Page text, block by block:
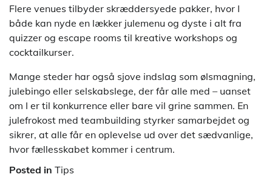
Flere venues tilbyder skræddersyede pakker, hvor I
både kan nyde en lækker julemenu og dyste i alt fra
quizzer og escape rooms til kreative workshops og
cocktailkurser.
Mange steder har også sjove indslag som ølsmagning,
julebingo eller selskabslege, der får alle med – uanset
om I er til konkurrence eller bare vil grine sammen. En
julefrokost med teambuilding styrker samarbejdet og
sikrer, at alle får en oplevelse ud over det sædvanlige,
hvor fællesskabet kommer i centrum.
Posted in Tips